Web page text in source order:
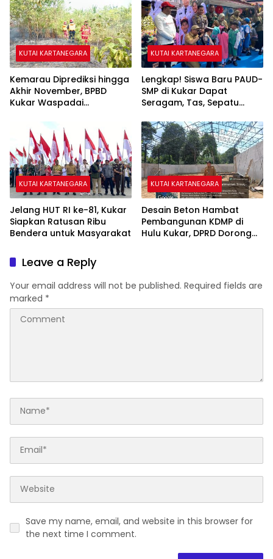
KUTAI KARTANEGARA
Kemarau Diprediksi hingga
Akhir November, BPBD
Kukar Waspadai
KUTAI KARTANEGARA
Lengkap! Siswa Baru PAUD-
SMP di Kukar Dapat
Seragam, Tas, Sepatu
KUTAI KARTANEGARA
Jelang HUT RI ke-81, Kukar
Siapkan Ratusan Ribu
Bendera untuk Masyarakat
KUTAI KARTANEGARA
Desain Beton Hambat
Pembangunan KDMP di
Hulu Kukar, DPRD Dorong
Leave a Reply
Your email address will not be published. Required fields are
marked *
Save my name, email, and website in this browser for
the next time I comment.